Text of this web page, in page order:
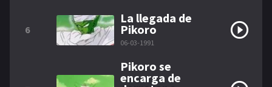
6
La llegada de
Pikoro
06-03-1991
Pikoro se
encarga de